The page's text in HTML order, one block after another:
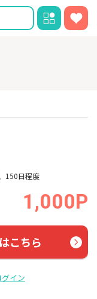
150日程度
1,000P
こちら
イン